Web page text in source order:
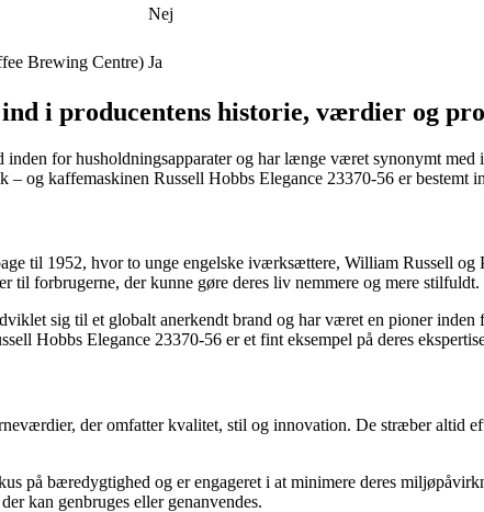
Nej
Brewing Centre) Ja
i producentens historie, værdier og
inden for husholdningsapparater og har længe været synonymt
og kaffemaskinen Russell Hobbs Elegance 23370-56 er bestemt
til 1952, hvor to unge engelske iværksættere, William Russell
til forbrugerne, der kunne gøre deres liv nemmere og mere stilfuldt.
sig til et globalt anerkendt brand og har været en pioner
Hobbs Elegance 23370-56 er et fint eksempel på deres
der omfatter kvalitet, stil og innovation. De stræber altid
på bæredygtighed og er engageret i at minimere deres
kan genbruges eller genanvendes.